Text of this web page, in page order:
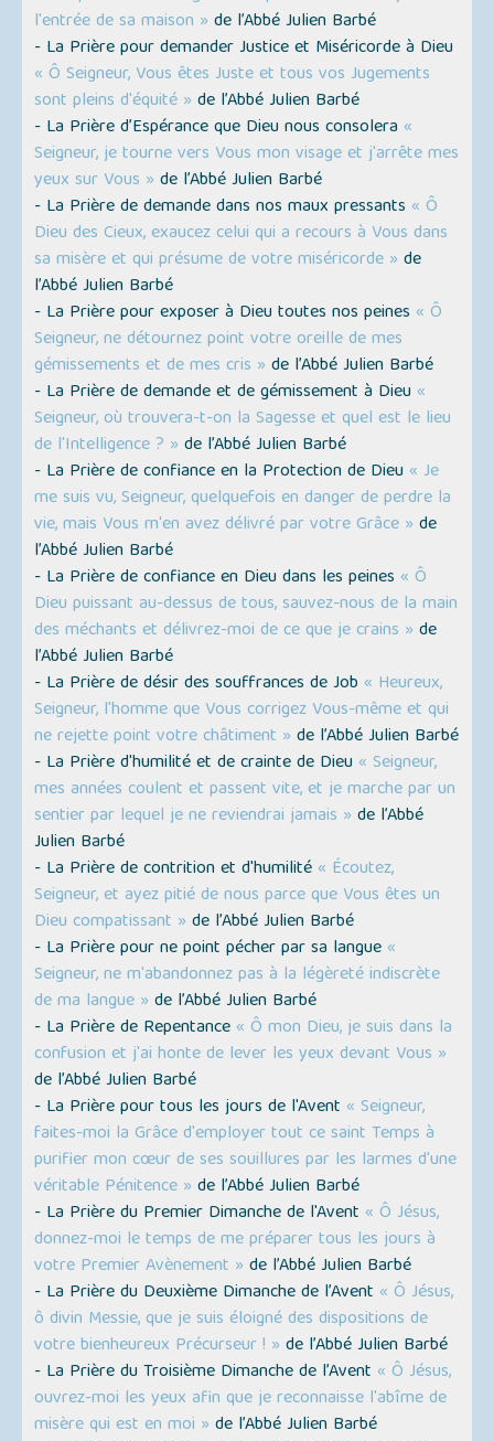
l'entrée de sa maison » de l’Abbé Julien Barbé
- La Prière pour demander Justice et Miséricorde à Dieu
« Ô Seigneur, Vous êtes Juste et tous vos Jugements
sont pleins d'équité » de l’Abbé Julien Barbé
- La Prière d’Espérance que Dieu nous consolera «
Seigneur, je tourne vers Vous mon visage et j'arrête mes
yeux sur Vous » de l’Abbé Julien Barbé
- La Prière de demande dans nos maux pressants « Ô
Dieu des Cieux, exaucez celui qui a recours à Vous dans
sa misère et qui présume de votre miséricorde » de
l’Abbé Julien Barbé
- La Prière pour exposer à Dieu toutes nos peines « Ô
Seigneur, ne détournez point votre oreille de mes
gémissements et de mes cris » de l’Abbé Julien Barbé
- La Prière de demande et de gémissement à Dieu «
Seigneur, où trouvera-t-on la Sagesse et quel est le lieu
de l'Intelligence ? » de l’Abbé Julien Barbé
- La Prière de confiance en la Protection de Dieu « Je
me suis vu, Seigneur, quelquefois en danger de perdre la
vie, mais Vous m'en avez délivré par votre Grâce » de
l’Abbé Julien Barbé
- La Prière de confiance en Dieu dans les peines « Ô
Dieu puissant au-dessus de tous, sauvez-nous de la main
des méchants et délivrez-moi de ce que je crains » de
l’Abbé Julien Barbé
- La Prière de désir des souffrances de Job « Heureux,
Seigneur, l'homme que Vous corrigez Vous-même et qui
ne rejette point votre châtiment » de l’Abbé Julien Barbé
- La Prière d'humilité et de crainte de Dieu « Seigneur,
mes années coulent et passent vite, et je marche par un
sentier par lequel je ne reviendrai jamais » de l’Abbé
Julien Barbé
- La Prière de contrition et d'humilité « Écoutez,
Seigneur, et ayez pitié de nous parce que Vous êtes un
Dieu compatissant » de l’Abbé Julien Barbé
- La Prière pour ne point pécher par sa langue «
Seigneur, ne m'abandonnez pas à la légèreté indiscrète
de ma langue » de l’Abbé Julien Barbé
- La Prière de Repentance « Ô mon Dieu, je suis dans la
confusion et j'ai honte de lever les yeux devant Vous »
de l’Abbé Julien Barbé
- La Prière pour tous les jours de l'Avent « Seigneur,
faites-moi la Grâce d'employer tout ce saint Temps à
purifier mon cœur de ses souillures par les larmes d'une
véritable Pénitence » de l’Abbé Julien Barbé
- La Prière du Premier Dimanche de l'Avent « Ô Jésus,
donnez-moi le temps de me préparer tous les jours à
votre Premier Avènement » de l’Abbé Julien Barbé
- La Prière du Deuxième Dimanche de l’Avent « Ô Jésus,
ô divin Messie, que je suis éloigné des dispositions de
votre bienheureux Précurseur ! » de l’Abbé Julien Barbé
- La Prière du Troisième Dimanche de l’Avent « Ô Jésus,
ouvrez-moi les yeux afin que je reconnaisse l'abîme de
misère qui est en moi » de l’Abbé Julien Barbé